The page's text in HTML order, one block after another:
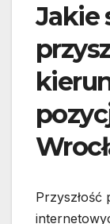
Jakie
Przyszłość